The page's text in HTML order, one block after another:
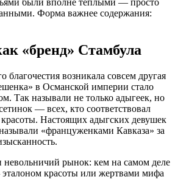
были вполне тёплыми — просто
Форма важнее содержания:
«бренд» Стамбула
благочестия возникала совсем другая
в Османской империи стало
Так называли не только адыгеек, но
— всех, кто соответствовал
красоты. Настоящих адыгских девушек
«француженками Кавказа» за